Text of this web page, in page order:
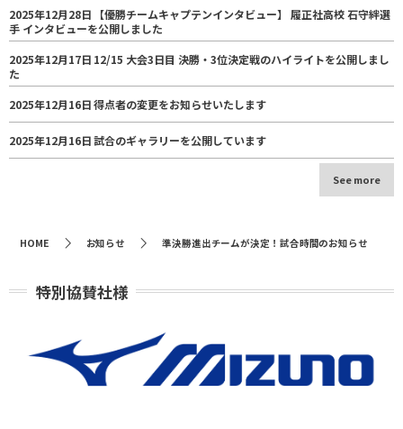
2025年12月28日
【優勝チームキャプテンインタビュー】 履正社高校 石守絆選
手 インタビューを公開しました
2025年12月17日 12/15 大会3日目 決勝・3位決定戦のハイライトを公開しまし
た
2025年12月16日得点者の変更をお知らせいたします
2025年12月16日試合のギャラリーを公開しています
See more
HOME お知らせ 準決勝進出チームが決定！試合時間のお知らせ
特別協賛社様